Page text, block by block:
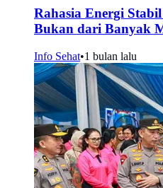
Rahasia Energi
Bukan dari Banyak
Info Sehat•1 bulan lalu